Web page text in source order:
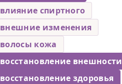
влияние спиртного
внешние изменения
волосы кожа
восстановление внешности
восстановление здоровья